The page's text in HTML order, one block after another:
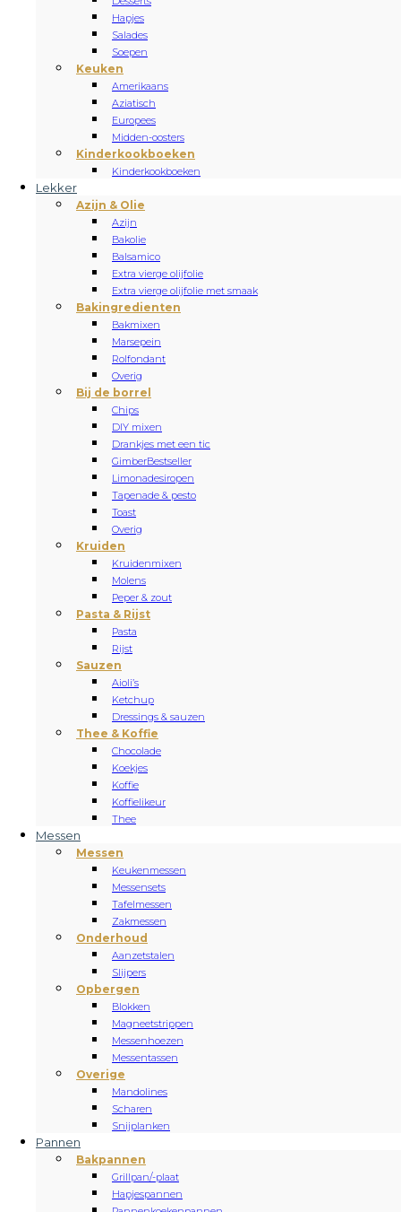
Hapjes
Salades
Soepen
Keuken
Amerikaans
Aziatisch
Europees
Midden-oosters
Kinderkookboeken
Kinderkookboeken
Lekker
Azijn & Olie
Azijn
Bakolie
Balsamico
Extra vierge olijfolie
Extra vierge olijfolie met smaak
Bakingredienten
Bakmixen
Marsepein
Rolfondant
Overig
Bij de borrel
Chips
DIY mixen
Drankjes met een tic
GimberBestseller
Limonadesiropen
Tapenade & pesto
Toast
Overig
Kruiden
Kruidenmixen
Molens
Peper & zout
Pasta & Rijst
Pasta
Rijst
Sauzen
Aioli’s
Ketchup
Dressings & sauzen
Thee & Koffie
Chocolade
Koekjes
Koffie
Koffielikeur
Thee
Messen
Messen
Keukenmessen
Messensets
Tafelmessen
Zakmessen
Onderhoud
Aanzetstalen
Slijpers
Opbergen
Blokken
Magneetstrippen
Messenhoezen
Messentassen
Overige
Mandolines
Scharen
Snijplanken
Pannen
Bakpannen
Grillpan/-plaat
Hapjespannen